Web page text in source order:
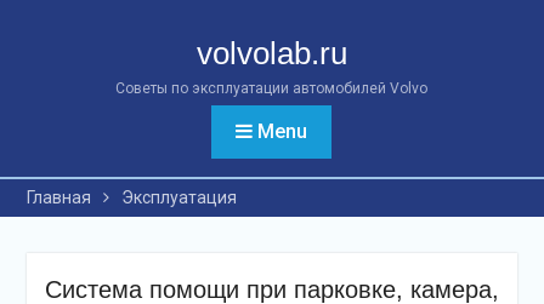
volvolab.ru
Советы по эксплуатации автомобилей Volvo
Menu
Главная Эксплуатация
Система помощи при парковке, камера,